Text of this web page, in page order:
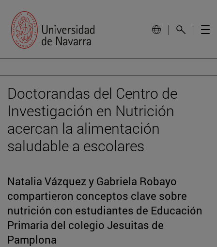
Doctorandas del Centro de
Investigación en Nutrición
acercan la alimentación
saludable a escolares
Natalia Vázquez y Gabriela Robayo
compartieron conceptos clave sobre
nutrición con estudiantes de Educación
Primaria del colegio Jesuitas de
Pamplona